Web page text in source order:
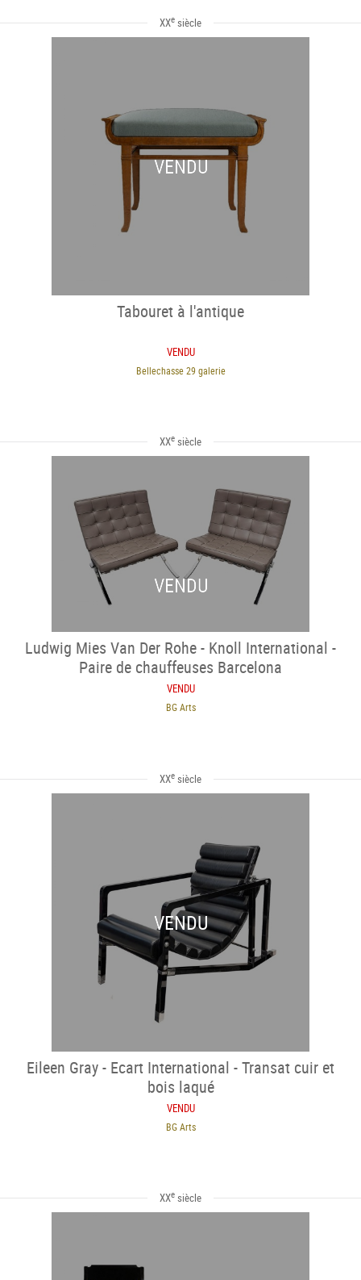
XXe siècle
VENDU
Tabouret à l'antique
VENDU
Bellechasse 29 galerie
XXe siècle
VENDU
Ludwig Mies Van Der Rohe - Knoll International -
Paire de chauffeuses Barcelona
VENDU
BG Arts
XXe siècle
VENDU
Eileen Gray - Ecart International - Transat cuir et
bois laqué
VENDU
BG Arts
XXe siècle